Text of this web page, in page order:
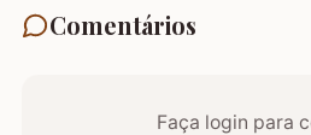
Comentários
Faça login para